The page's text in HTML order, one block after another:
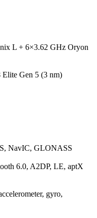
L + 6×3.62 GHz Oryon
Gen 5 (3 nm)
NavIC, GLONASS
6.0, A2DP, LE, aptX
gyro,